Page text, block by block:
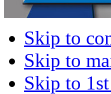
Skip to
Skip to
Skip to